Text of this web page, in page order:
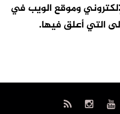
وموقع الويب في
التي أعلق فيها.